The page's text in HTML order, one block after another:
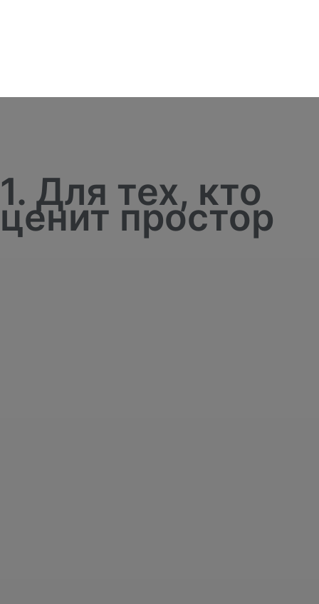
1. Для тех, кто
ценит простор